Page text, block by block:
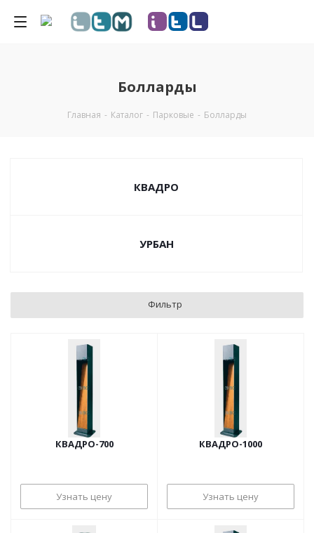
Болларды
Главная - Каталог - Парковые - Болларды
КВАДРО
УРБАН
Фильтр
КВАДРО-700
Узнать цену
КВАДРО-1000
Узнать цену